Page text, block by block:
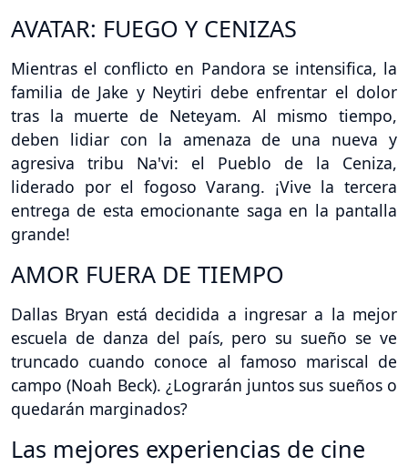
AVATAR: FUEGO Y CENIZAS
Mientras el conflicto en Pandora se intensifica, la
familia de Jake y Neytiri debe enfrentar el dolor
tras la muerte de Neteyam. Al mismo tiempo,
deben lidiar con la amenaza de una nueva y
agresiva tribu Na'vi: el Pueblo de la Ceniza,
liderado por el fogoso Varang. ¡Vive la tercera
entrega de esta emocionante saga en la pantalla
grande!
AMOR FUERA DE TIEMPO
Dallas Bryan está decidida a ingresar a la mejor
escuela de danza del país, pero su sueño se ve
truncado cuando conoce al famoso mariscal de
campo (Noah Beck). ¿Lograrán juntos sus sueños o
quedarán marginados?
Las mejores experiencias de cine